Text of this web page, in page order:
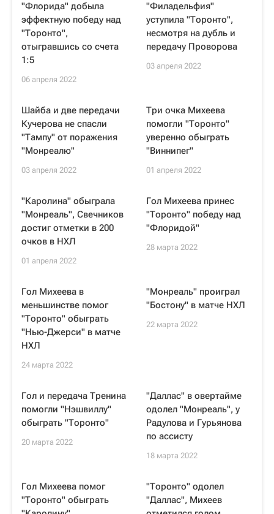
"Флорида" добыла
эффектную победу над
"Торонто",
отыгравшись со счета
1:5
06 апреля 2022
"Филадельфия"
уступила "Торонто",
несмотря на дубль и
передачу Проворова
03 апреля 2022
Шайба и две передачи
Кучерова не спасли
"Тампу" от поражения
"Монреалю"
03 апреля 2022
Три очка Михеева
помогли "Торонто"
уверенно обыграть
"Виннипег"
01 апреля 2022
"Каролина" обыграла
"Монреаль", Свечников
достиг отметки в 200
очков в НХЛ
01 апреля 2022
Гол Михеева принес
"Торонто" победу над
"Флоридой"
28 марта 2022
Гол Михеева в
меньшинстве помог
"Торонто" обыграть
"Нью-Джерси" в матче
НХЛ
24 марта 2022
"Монреаль" проиграл
"Бостону" в матче НХЛ
22 марта 2022
Гол и передача Тренина
помогли "Нэшвиллу"
обыграть "Торонто"
20 марта 2022
"Даллас" в овертайме
одолел "Монреаль", у
Радулова и Гурьянова
по ассисту
18 марта 2022
Гол Михеева помог
"Торонто" обыграть
"Торонто" одолел
"Даллас", Михеев